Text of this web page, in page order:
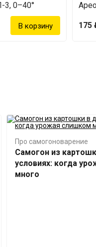
0–40°
175
Про самогоноварение
Самогон из
условиях: когда
много